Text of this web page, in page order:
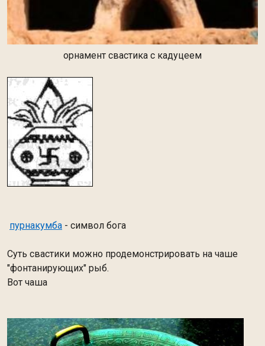
орнамент свастика с кадуцеем
пурнакумба - символ бога
Суть свастики можно продемонстрировать на чаше
"фонтанирующих" рыб.
Вот чаша